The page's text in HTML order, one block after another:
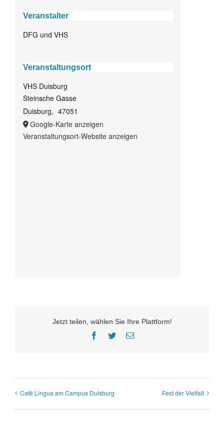
Veranstalter
DFG und VHS
Veranstaltungsort
VHS Duisburg
Steinsche Gasse
Duisburg, 47051
Google-Karte anzeigen
Veranstaltungsort-Website anzeigen
Jetzt teilen, wählen Sie Ihre Plattform!
Facebook
TwitterE-
Café Lingua am Campus Duisburg Fest der Vielfalt